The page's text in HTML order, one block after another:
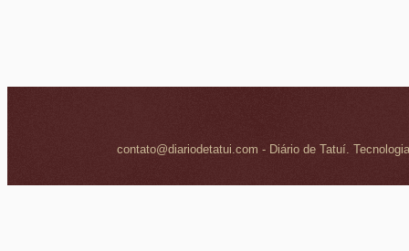
contato@diariodetatui.com - Diário de Tatuí.